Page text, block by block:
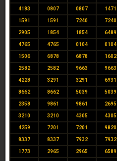
4183 0807 0807 1471
1591 1591 7240 7240
2905 1854 1854 6489
4765 4765 0104 0104
1506 6878 6878 1602
2582 2582 9663 9663
4228 3291 3291 6931
8662 8662 5039 5039
2358 9861 9861 2695
3210 3210 4305 4305
4259 7201 7201 9820
8337 8337 7932 7932
1773 2965 2965 6589